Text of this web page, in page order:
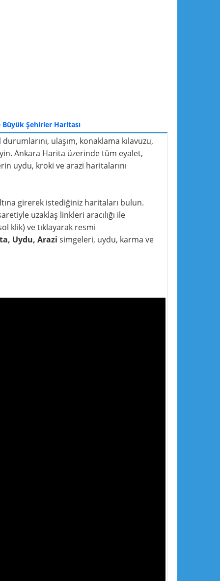
Şehirler Haritası
ulaşım, konaklama kılavuzu,
Ankara Harita üzerinde tüm eyalet,
uydu, kroki ve arazi haritalarını
girerek istediğiniz haritaları bulun.
uzaklaş linkleri aracılığı ile
klik) ve tıklayarak resmi
Uydu, Arazi simgeleri, uydu, karma ve